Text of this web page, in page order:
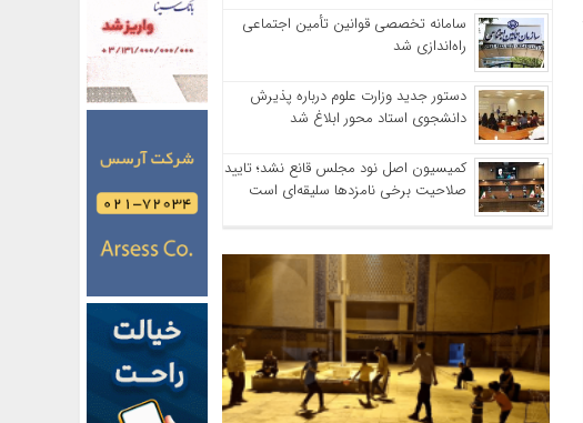
سامانه تخصصی قوانین تأمین اجتماعی
راه‌اندازی شد
دستور جدید وزارت علوم درباره پذیرش
دانشجوی استاد محور ابلاغ شد
کمیسیون اصل نود مجلس قانع نشد؛ تایید
صلاحیت برخی نامزدها سلیقه‌ای است